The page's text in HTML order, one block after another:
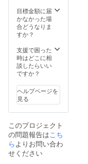
午前中
には居
場所を
はっき
てあま
り動か
ないよ
うにし
ますの
で、貰
いそび
いと思
いま
す。
うっか
り忘れ
ね。そ
の際、
協賛店
さん宛
セージ
があり
ました
ら、是
非お願
いしま
す！お
必ずお
伝えし
ます！
※ 上乗
せ支援
も可能
【リ
ター
ン】 仮
マハロ
キャプ
テンと
記念撮
ます。
更に、
その写
真を
て、ク
マハロ
SNSで
ガッツ
リ宣伝
ロSNS
アカウ
ント
（Insta
facebo
ok、元
Twitter
）で
ク！
【リ
ター
ン】
子処
かんだ
和彩」
の特別
お菓子
目標金額に届
かなかった場
合どうなりま
すか？
支援で困った
時はどこに相
談したらいい
ですか？
ヘルプページを
見る
このプロジェクト
の問題報告はこち
らよりお問い合わ
せください